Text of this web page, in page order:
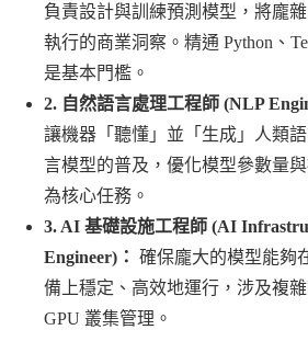
負責設計與訓練預測模型，將龐
執行的商業洞察。精通 Python、
是基本門檻。
2. 自然語言處理工程師 (NLP
讓機器「聽懂」並「生成」人類
言模型的普及，優化模型參數量
為核心任務。
3. AI 基礎設施工程師 (AI
Engineer)： 確保龐大的模型能夠
備上穩定、高效地運行，涉及複
GPU 叢集管理。